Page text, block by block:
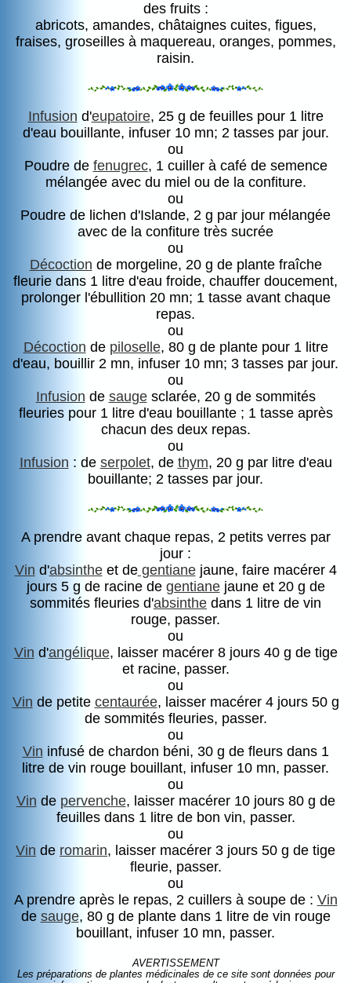
des fruits :
abricots, amandes, châtaignes cuites, figues,
fraises, groseilles à maquereau, oranges, pommes,
raisin.
Infusion d'eupatoire, 25 g de feuilles pour 1 litre
d'eau bouillante, infuser 10 mn; 2 tasses par jour.
ou
Poudre de fenugrec, 1 cuiller à café de semence
mélangée avec du miel ou de la confiture.
ou
Poudre de lichen d'Islande, 2 g par jour mélangée
avec de la confiture très sucrée
ou
Décoction de morgeline, 20 g de plante fraîche
fleurie dans 1 litre d'eau froide, chauffer doucement,
prolonger l'ébullition 20 mn; 1 tasse avant chaque
repas.
ou
Décoction de piloselle, 80 g de plante pour 1 litre
d'eau, bouillir 2 mn, infuser 10 mn; 3 tasses par jour.
ou
Infusion de saugesclarée, 20 g de sommités
fleuries pour 1 litre d'eau bouillante ; 1 tasse après
chacun des deux repas.
ou
Infusion : de serpolet, de thym, 20 g par litre d'eau
bouillante; 2 tasses par jour.
A prendre avant chaque repas, 2 petits verres par
jour :
Vin d'absintheet degentianejaune, faire macérer 4
jours 5 g de racine de gentianejaune et 20 g de
sommités fleuries d'absinthe dans 1 litre de vin
rouge, passer.
ou
Vin d'angélique, laisser macérer 8 jours 40 g de tige
et racine, passer.
ou
Vin de petite centaurée, laisser macérer 4 jours 50 g
de sommités fleuries, passer.
ou
Vin infusé de chardon béni, 30 g de fleurs dans 1
litre de vin rouge bouillant, infuser 10 mn, passer.
ou
Vin de pervenche, laisser macérer 10 jours 80 g de
feuilles dans 1 litre de bon vin, passer.
ou
Vin de romarin, laisser macérer 3 jours 50 g de tige
fleurie, passer.
ou
A prendre après le repas, 2 cuillers à soupe de : Vin
de sauge, 80 g de plante dans 1 litre de vin rouge
bouillant, infuser 10 mn, passer.
AVERTISSEMENT
Les préparations de plantes médicinales de ce site sont données pour